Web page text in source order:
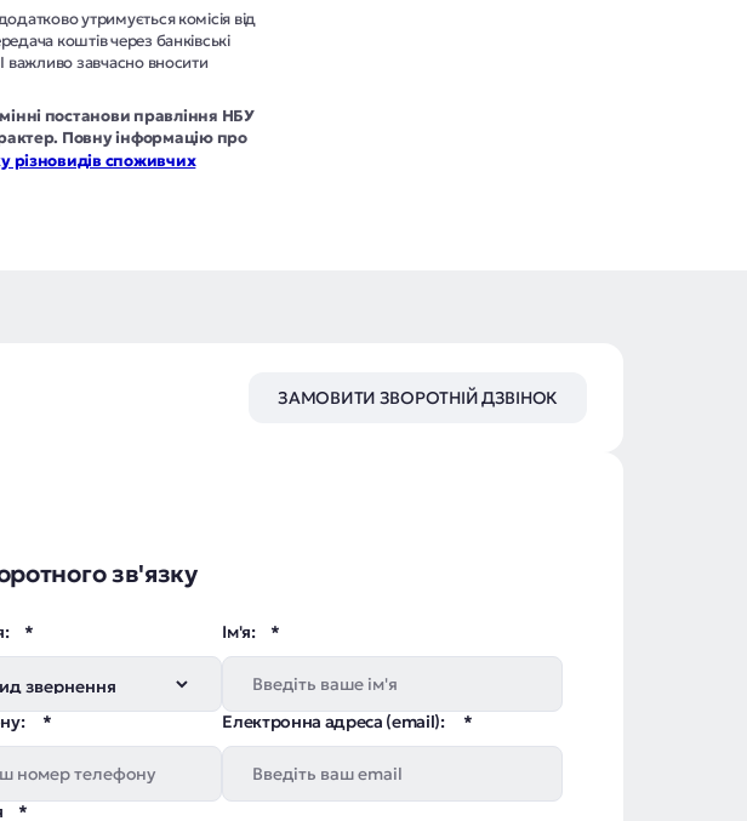
утримується комісія від
коштів через банківські
важливо завчасно вносити
постанови правління НБУ
Повну інформацію про
різновидів споживчих
ЗАМОВИТИ ЗВОРОТНІЙ ДЗВІНОК
зв'язку
Ім'я:
Електронна адреса (email):